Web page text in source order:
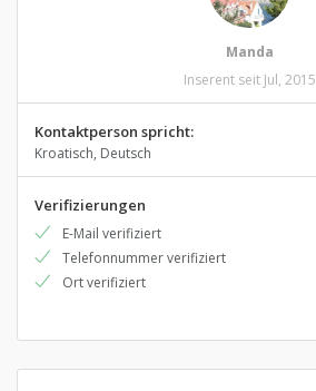
Manda
Inserent seit Jul, 2015
Kontaktperson spricht:
Kroatisch, Deutsch
Verifizierungen
E-Mail verifiziert
Telefonnummer verifiziert
Ort verifiziert